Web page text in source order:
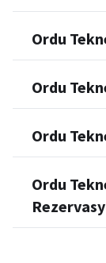
Ordu
Ordu
Ordu
Ordu